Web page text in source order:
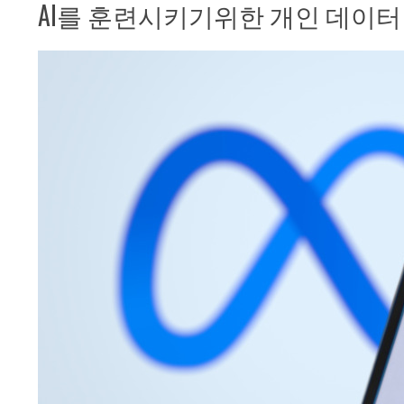
AI를 훈련시키기위한 개인 데이